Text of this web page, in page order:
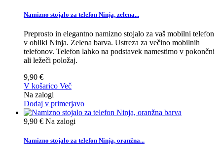
Namizno stojalo za telefon Ninja, zelena...
Preprosto in elegantno namizno stojalo za vaš mobilni telefon
v obliki Ninja. Zelena barva. Ustreza za večino mobilnih
telefonov. Telefon lahko na podstavek namestimo v pokončni
ali ležeči položaj.
9,90 €
V košarico Več
Na zalogi
Dodaj v primerjavo
9,90 € Na zalogi
Namizno stojalo za telefon Ninja, oranžna...